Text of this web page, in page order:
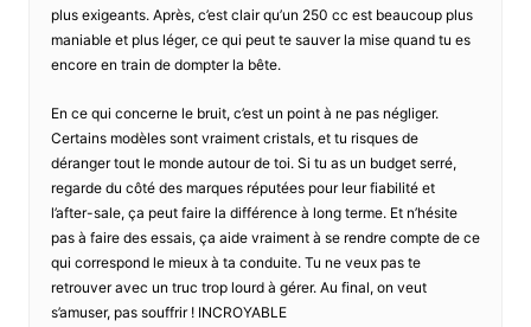
plus exigeants. Après, c’est clair qu’un 250 cc est beaucoup plus
maniable et plus léger, ce qui peut te sauver la mise quand tu es
encore en train de dompter la bête.
En ce qui concerne le bruit, c’est un point à ne pas négliger.
Certains modèles sont vraiment cristals, et tu risques de
déranger tout le monde autour de toi. Si tu as un budget serré,
regarde du côté des marques réputées pour leur fiabilité et
l’after-sale, ça peut faire la différence à long terme. Et n’hésite
pas à faire des essais, ça aide vraiment à se rendre compte de ce
qui correspond le mieux à ta conduite. Tu ne veux pas te
retrouver avec un truc trop lourd à gérer. Au final, on veut
s’amuser, pas souffrir ! INCROYABLE